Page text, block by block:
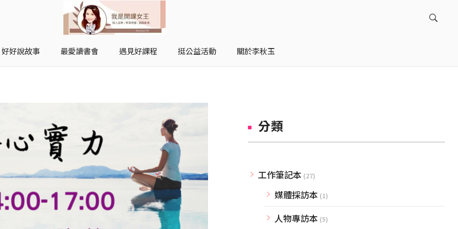
開課女王 李秋玉
拿起麥克風，影響全世界
好好說故事 最愛讀書會 遇見好課程 挺公益活動 關於李秋玉
分類
工作筆記本 (27)
媒體採訪本 (1)
人物專訪本 (5)